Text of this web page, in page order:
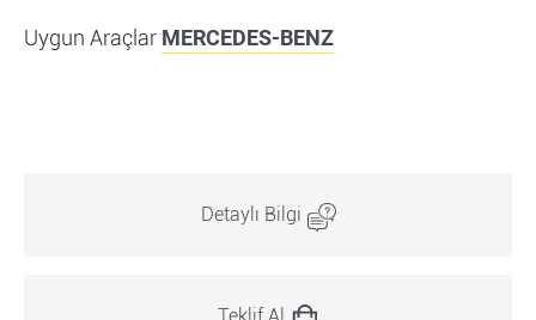
Uygun Araçlar MERCEDES-BENZ
Detaylı Bilgi